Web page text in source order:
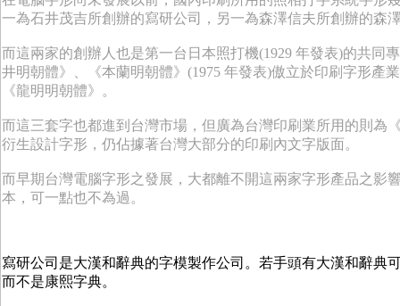
一為石井茂吉所創辦的寫研公司，另一為森澤信夫所創辦的森
而這兩家的創辦人也是第一台日本照打機(1929 年發表)的共同
井明朝體》、《本蘭明朝體》 (1975 年發表)傲立於印刷字形產
《龍明明朝體》。
而這三套字也都進到台灣市場，但廣為台灣印刷業所用的則為
衍生設計字形，仍佔據著台灣大部分的印刷內文字版面。
而早期台灣電腦字形之發展，大都離不開這兩家字形產品之影
本，可一點也不為過。
寫研公司是大漢和辭典的字模製作公司。若手頭有大漢和辭典
而不是康熙字典。